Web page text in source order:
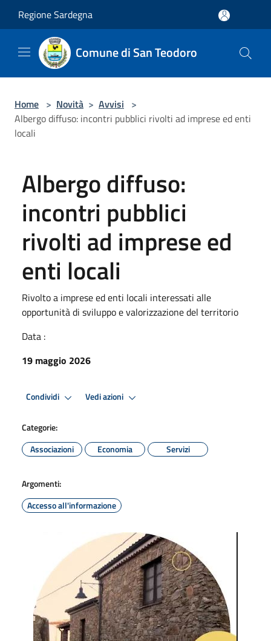
Regione Sardegna
Comune di San Teodoro
Home > Novità > Avvisi >
Albergo diffuso: incontri pubblici rivolti ad imprese ed enti
locali
Albergo diffuso:
incontri pubblici
rivolti ad imprese ed
enti locali
Rivolto a imprese ed enti locali interessati alle
opportunità di sviluppo e valorizzazione del territorio
Data :
19 maggio 2026
Condividi Vedi azioni
Categorie:
Associazioni
Economia Servizi
Argomenti:
Accesso all'informazione